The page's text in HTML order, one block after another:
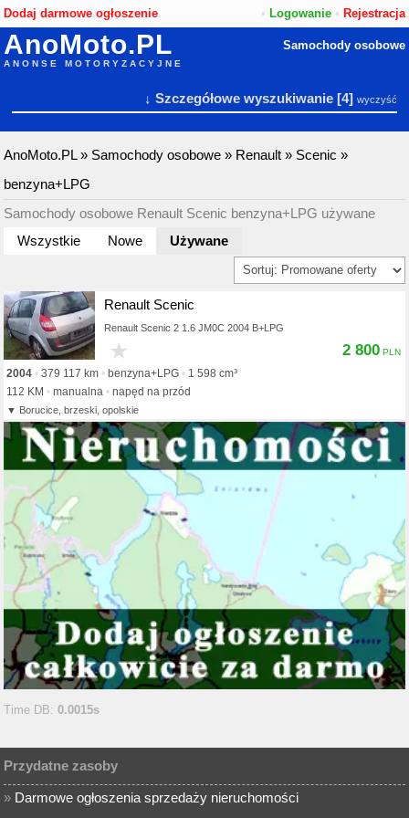
Dodaj darmowe ogłoszenie • Logowanie• Rejestracja
AnoMoto.PL
ANONSE MOTORYZACYJNE
Samochody osobowe
↓ Szczegółowe wyszukiwanie[4] wyczyść
AnoMoto.PL» Samochody osobowe » Renault » Scenic »
benzyna+LPG
Samochody osobowe Renault Scenic benzyna+LPG używane
Wszystkie
Nowe Używane
Renault Scenic
Renault Scenic 2 1.6 JM0C 2004 B+LPG
2004 379 117 km benzyna+LPG
1 598 cm³
112 KM
manualna napęd na przód
Borucice, brzeski, opolskie
2 800
Time DB:0.0015s
Przydatne zasoby
» Darmowe ogłoszenia sprzedaży nieruchomości